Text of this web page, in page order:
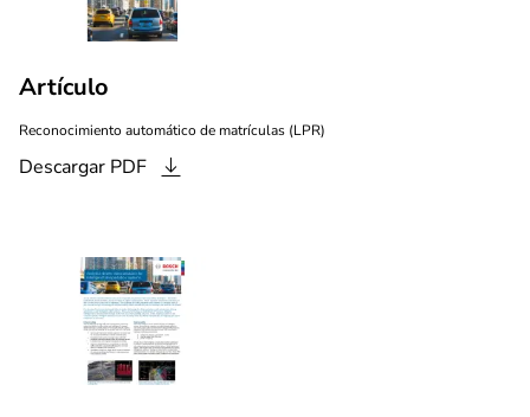
Artículo
Reconocimiento automático de matrículas (LPR)
Descargar PDF